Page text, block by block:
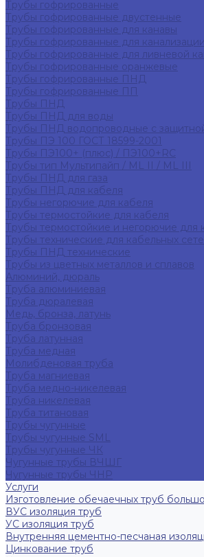
Трубы гофрированные
Трубы гофрированные двустенные
Трубы гофрированные для канавы
Трубы гофрированные для канализации
Трубы гофрированные для ливневой
Трубы гофрированные оранжевые
Трубы гофрированные ПНД
Трубы гофрированные ПП
Трубы ПНД
Трубы ПНД для воды
Трубы ПНД водопроводные с
Трубы ПЭ 100 ГОСТ 18599-2001
Трубы ПЭ100+ (плюс) / ПЭ100+RC
Трубы тип Мультипайп / ML II / ML III
Трубы ПНД для газа
Трубы ПНД для кабеля
Трубы негорючие для кабеля
Трубы термостойкие для кабеля
Трубы термостойкие и негорючие для
Трубы технические для кабельных
Трубы ПНД технические
Трубы из цветных металлов и сплавов
Алюминий, дюраль
Труба алюминиевая
Труба дюралевая
Медь, бронза, латунь
Труба бронзовая
Труба латунная
Труба медная
Молибденовая труба
Труба магниевая
Труба медно-никелевая
Труба никелевая
Труба титановая
Трубы чугунные
Трубы чугунные SML
Трубы чугунные ЧК
Чугунные трубы ВЧШГ
Чугунные трубы ЧНР
Услуги
Изготовление обечаечных труб
ВУС изоляция труб
УС изоляция труб
Внутренняя цементно-песчаная
Цинкование труб